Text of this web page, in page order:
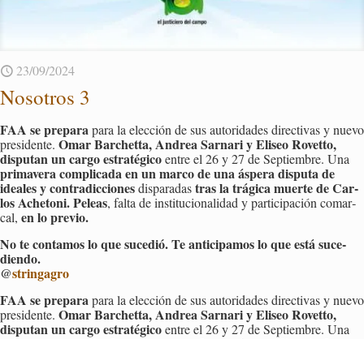
23/09/2024
No­so­tros 3
FAA se pre­pa­rapara la elec­ción de sus au­to­ri­da­des di­rec­ti­vas y nuevo
pre­si­den­te. Omar Bar­chet­ta, An­drea Sar­na­ri y Eli­seo Ro­vet­to,
dispu­tan un cargo es­tra­té­gi­coentre el 26 y 27 de Sep­tiem­bre. Una
pri­ma­ve­ra com­pli­ca­da en un marco de una ás­pe­ra dispu­ta de
idea­les y con­tra­dic­cio­nesdis­pa­ra­dastras la trá­gi­ca muer­te de Car­
los Ache­to­ni. Pe­leas, falta de ins­ti­tu­cio­na­li­dad y par­ti­ci­pa­ción co­mar­
cal, en lo pre­vio.
No te con­ta­mos lo que su­ce­dió. Te an­ti­ci­pa­mos lo que está su­ce­
dien­do.
@strin­ga­gro
FAA se pre­pa­rapara la elec­ción de sus au­to­ri­da­des di­rec­ti­vas y nuevo
pre­si­den­te. Omar Bar­chet­ta, An­drea Sar­na­ri y Eli­seo Ro­vet­to,
dispu­tan un cargo es­tra­té­gi­coentre el 26 y 27 de Sep­tiem­bre. Una